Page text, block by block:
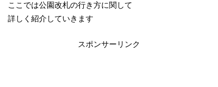
ここでは公園改札の行き方に関して
詳しく紹介していきます
スポンサーリンク